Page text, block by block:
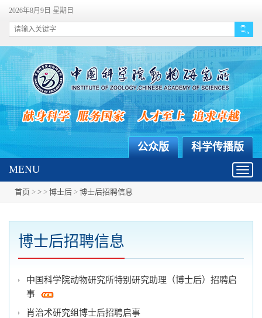
2026年8月9日 星期日
科学传播版
公众版
MENU
首页 > > > 博士后 > 博士后招聘信息
博士后招聘信息
中国科学院动物研究所特别研究助理（博士后）招聘启
事
肖治术研究组博士后招聘启事